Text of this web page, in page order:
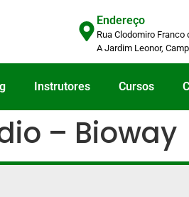
Endereço
Rua Clodomiro Franco
A Jardim Leonor,
Instrutores Cursos
– Bioway